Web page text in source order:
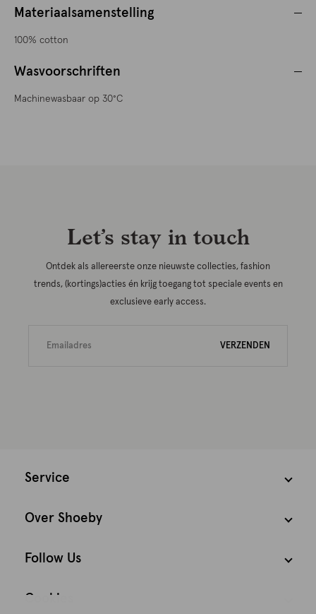
Materiaalsamenstelling
100% cotton
Wasvoorschriften
Machinewasbaar op 30°C
Let’s stay in touch
Ontdek als allereerste onze nieuwste collecties, fashion
trends, (kortings)acties én krijg toegang tot speciale events en
exclusieve early access.
VERZENDEN
Service
Over Shoeby
Follow Us
Cookies